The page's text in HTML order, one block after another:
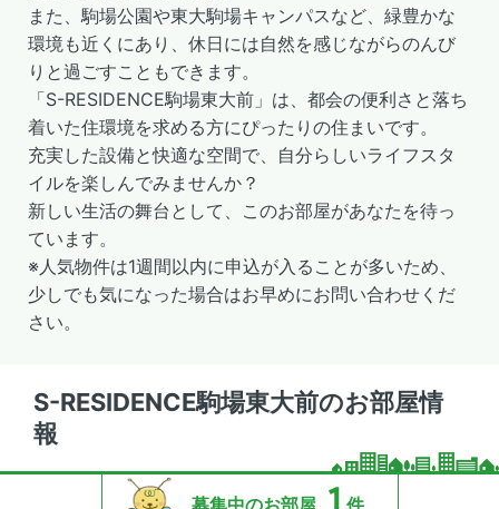
また、駒場公園や東大駒場キャンパスなど、緑豊かな
環境も近くにあり、休日には自然を感じながらのんび
りと過ごすこともできます。
「S-RESIDENCE駒場東大前」は、都会の便利さと落ち
着いた住環境を求める方にぴったりの住まいです。
充実した設備と快適な空間で、自分らしいライフスタ
イルを楽しんでみませんか？
新しい生活の舞台として、このお部屋があなたを待っ
ています。
※人気物件は1週間以内に申込が入ることが多いため、
少しでも気になった場合はお早めにお問い合わせくだ
さい。
S-RESIDENCE駒場東大前のお部屋情
報
募集中のお部屋 1 件